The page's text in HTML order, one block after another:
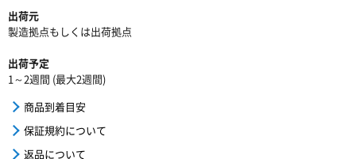
出荷元
製造拠点もしくは出荷拠点
出荷予定
1～2週間 (最大2週間)
商品到着目安
保証規約について
返品について